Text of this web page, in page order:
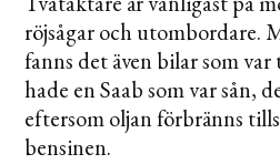
röjsågar och utombordare.
fanns det även bilar som
hade en Saab som var sån,
eftersom oljan förbränns
bensinen.